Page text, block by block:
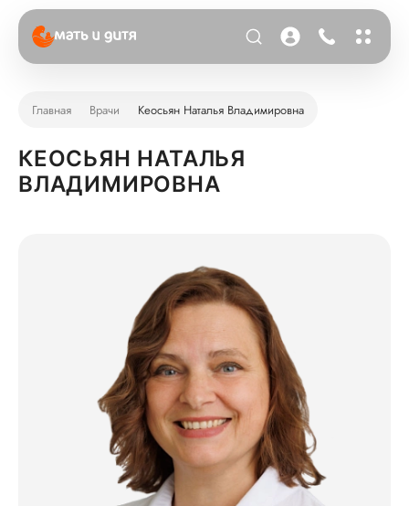
Главная Врачи Кеосьян Наталья Владимировна
КЕОСЬЯН НАТАЛЬЯ
ВЛАДИМИРОВНА